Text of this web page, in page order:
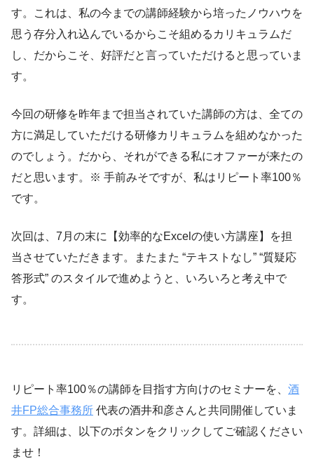
す。これは、私の今までの講師経験から培ったノウハウを
思う存分入れ込んでいるからこそ組めるカリキュラムだ
し、だからこそ、好評だと言っていただけると思っていま
す。
今回の研修を昨年まで担当されていた講師の方は、全ての
方に満足していただける研修カリキュラムを組めなかった
のでしょう。だから、それができる私にオファーが来たの
だと思います。※ 手前みそですが、私はリピート率100％
です。
次回は、7月の末に【効率的なExcelの使い方講座】を担
当させていただきます。またまた “テキストなし” “質疑応
答形式” のスタイルで進めようと、いろいろと考え中で
す。
リピート率100％の講師を目指す方向けのセミナーを、 酒
井FP総合事務所 代表の酒井和彦さんと共同開催していま
す。詳細は、以下のボタンをクリックしてご確認ください
ませ！